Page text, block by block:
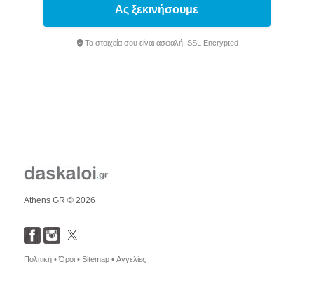
Ας ξεκινήσουμε
Τα στοιχεία σου είναι ασφαλή. SSL Encrypted
Athens GR © 2026
Πολιτική •Όροι • Sitemap • Αγγελίες